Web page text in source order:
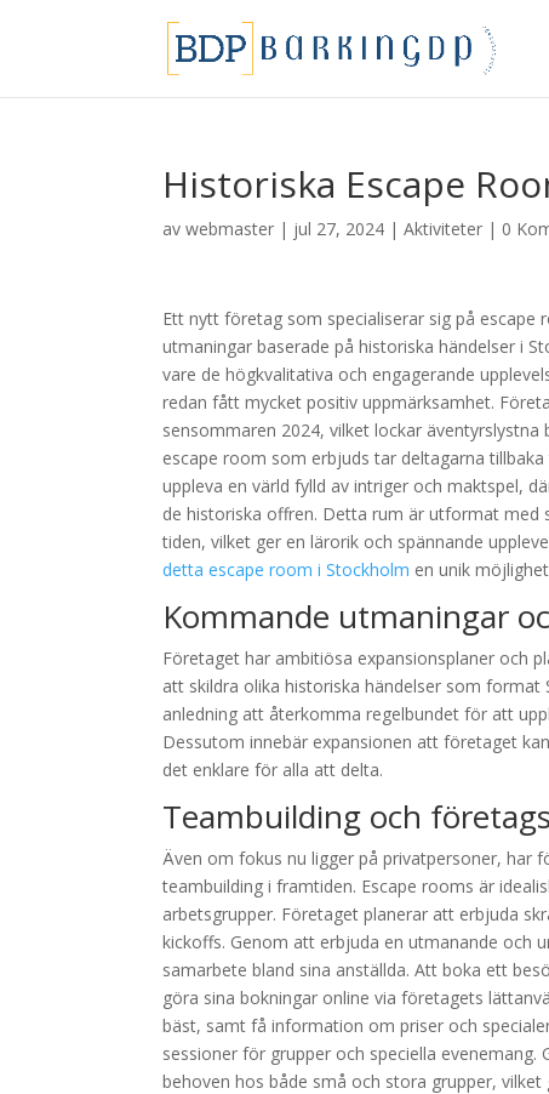
Historiska Escape
avwebmaster | jul 27, 2024 |Aktiviteter | 0
Ett nytt företag som specialiserar sig på
utmaningar baserade på historiska händelser i
vare de högkvalitativa och engagerande
redan fått mycket positiv uppmärksamhet.
sensommaren 2024, vilket lockar
escape room som erbjuds tar deltagarna
uppleva en värld fylld av intriger och maktspel,
de historiska offren. Detta rum är utformat
tiden, vilket ger en lärorik och spännande
detta escape room i Stockholm en unik
Kommande utmaningar
Företaget har ambitiösa expansionsplaner och
att skildra olika historiska händelser som
anledning att återkomma regelbundet för att
Dessutom innebär expansionen att företaget
det enklare för alla att delta.
Teambuilding och
Även om fokus nu ligger på privatpersoner, har
teambuilding i framtiden. Escape rooms är
arbetsgrupper. Företaget planerar att erbjuda
kickoffs. Genom att erbjuda en utmanande och
samarbete bland sina anställda. Att boka ett
göra sina bokningar online via företagets
bäst, samt få information om priser och
sessioner för grupper och speciella
behoven hos både små och stora grupper,